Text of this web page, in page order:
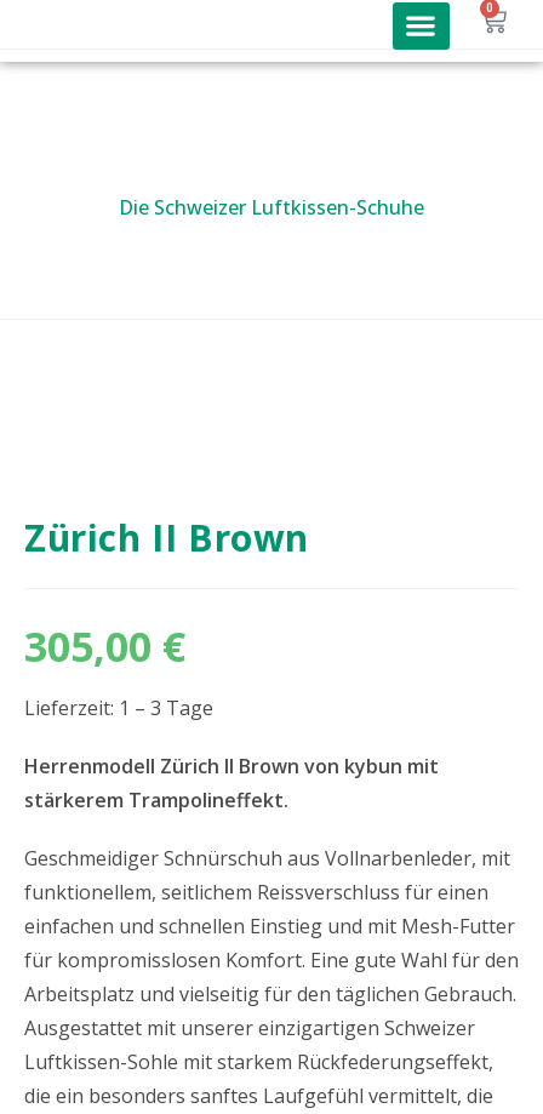
0
Die Schweizer Luftkissen-Schuhe
Zürich II Brown
305,00 €
Lieferzeit: 1 – 3 Tage
Herrenmodell Zürich II Brown von kybun mit
stärkerem Trampolineffekt.
Geschmeidiger Schnürschuh aus Vollnarbenleder, mit
funktionellem, seitlichem Reissverschluss für einen
einfachen und schnellen Einstieg und mit Mesh-Futter
für kompromisslosen Komfort. Eine gute Wahl für den
Arbeitsplatz und vielseitig für den täglichen Gebrauch.
Ausgestattet mit unserer einzigartigen Schweizer
Luftkissen-Sohle mit starkem Rückfederungseffekt,
die ein besonders sanftes Laufgefühl vermittelt, die